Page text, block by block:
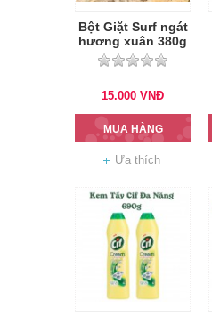
Bột Giặt Surf ngát
hương xuân 380g
15.000 VNĐ
MUA HÀNG
Ưa thích